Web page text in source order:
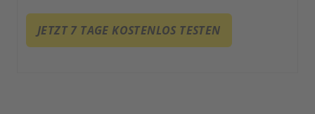
JETZT 7 TAGE KOSTENLOS TESTEN